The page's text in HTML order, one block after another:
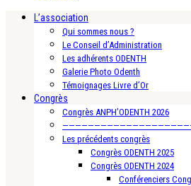
L’association
Qui sommes nous ?
Le Conseil d’Administration
Les adhérents ODENTH
Galerie Photo Odenth
Témoignages Livre d’Or
Congrès
Congrès ANPH’ODENTH 2026
Les précédents congrès
Congrès ODENTH 2025
Congrès ODENTH 2024
Conférenciers